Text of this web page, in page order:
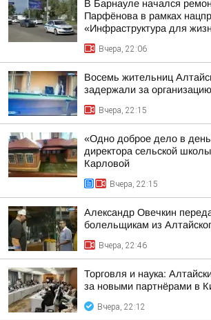
В Барнауле начался
Парфёнова в рамках
«Инфраструктура для
Вчера, 22:06
Восемь жительниц
задержали за
Вчера, 22:15
«Одно доброе дело в
директора сельской
Карловой
Вчера, 22:15
Александр Овечкин
болельщикам из
Вчера, 22:46
Торговля и наука:
за новыми партнёрами в
Вчера, 22:12